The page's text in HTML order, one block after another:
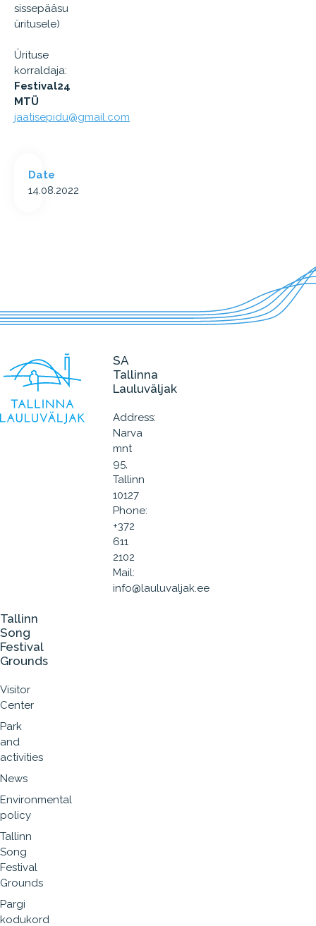
sissepääsu
üritusele)
Ürituse
korraldaja:
Festival24
MTÜ
jaatisepidu@gmail.com
Date
14.08.2022
SA
Tallinna
Lauluväljak
Address:
Narva
mnt
95,
Tallinn
10127
Phone:
+372
611
2102
Mail:
info@lauluvaljak.ee
Tallinn
Song
Festival
Grounds
Visitor
Center
Park
and
activities
News
Environmental
policy
Tallinn
Song
Festival
Grounds
Pargi
kodukord